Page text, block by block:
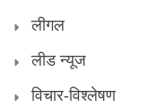
लीगल
लीड न्यूज
विचार-विश्लेषण